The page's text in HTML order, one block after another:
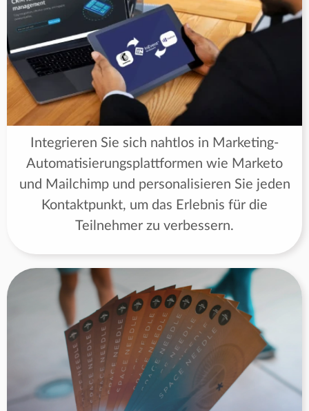
Integrieren Sie sich nahtlos in Marketing-
Automatisierungsplattformen wie Marketo
und Mailchimp und personalisieren Sie jeden
Kontaktpunkt, um das Erlebnis für die
Teilnehmer zu verbessern.